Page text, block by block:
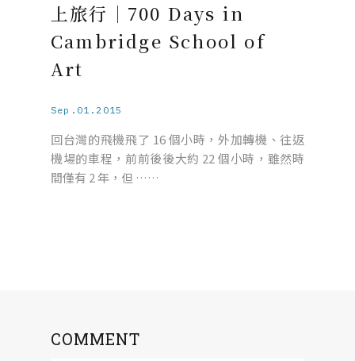
上旅行｜700 Days in
Cambridge School of
Art
Sep.01.2015
回台灣的飛機飛了 16 個小時，外加轉機、往返
機場的車程，前前後後大約 22 個小時，雖然時
間僅有 2 年，但 ……
COMMENT